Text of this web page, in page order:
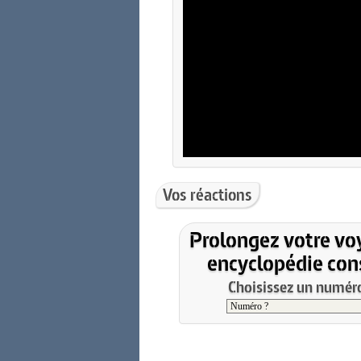
Vos réactions
Prolongez votre
encyclopédie
Choisissez un